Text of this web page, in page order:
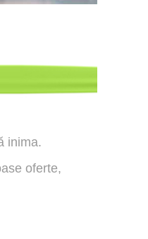
inima.
oferte,